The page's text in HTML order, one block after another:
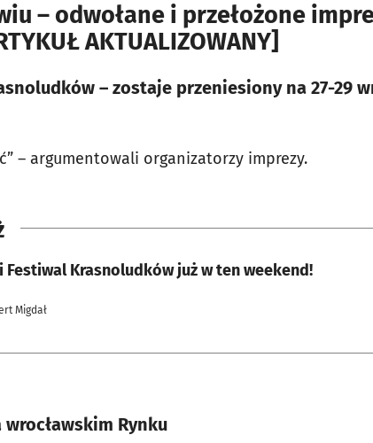
– odwołane i przełożone
AKTUALIZOWANY]
– zostaje przeniesiony na 27-29
– argumentowali organizatorzy imprezy.
Festiwal Krasnoludków już w ten weekend!
Migdał
Rynku